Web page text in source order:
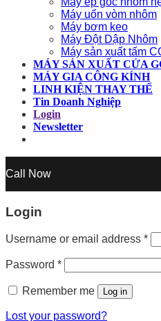
Máy uốn vòm nhôm
Máy bơm keo
Máy Đột Dập Nhôm
Máy sản xuất tấm
MÁY SẢN XUẤT CỬA
MÁY GIA CÔNG KÍNH
LINH KIỆN THAY THẾ
Tin Doanh Nghiệp
Login
Newsletter
Call Now
Login
Username or email address *
Password *
Remember me Log in
Lost your password?